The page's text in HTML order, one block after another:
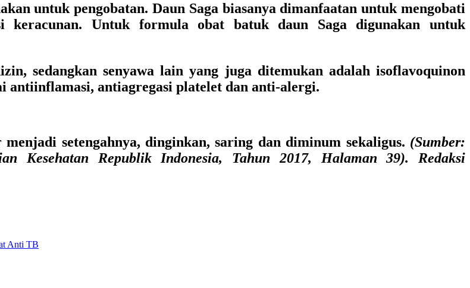
untuk pengobatan. Daun Saga biasanya dimanfaatan untuk mengobati
keracunan. Untuk formula obat batuk daun Saga digunakan untuk
sedangkan senyawa lain yang juga ditemukan adalah isoflavoquinon
antiinflamasi, antiagregasi platelet dan anti-alergi.
setengahnya, dinginkan, saring dan diminum sekaligus. (Sumber:
Kesehatan Republik Indonesia, Tahun 2017, Halaman 39). Redaksi
Anti TB